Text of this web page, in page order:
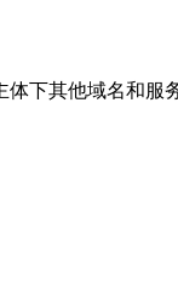
下其他域名和服